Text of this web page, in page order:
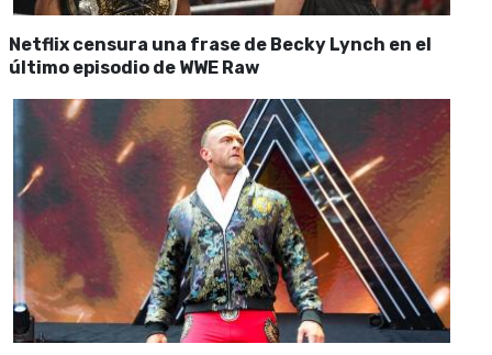
Netflix censura una frase de Becky Lynch en el
último episodio de WWE Raw